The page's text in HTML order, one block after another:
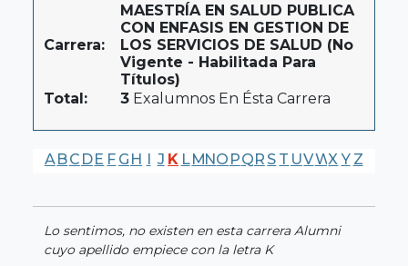
Carrera:
MAESTRÍA EN SALUD PUBLICA
CON ENFASIS EN GESTION DE
LOS SERVICIOS DE SALUD (No
Vigente - Habilitada Para
Títulos)
Total:
3 Exalumnos En Ésta Carrera
A BC DE F G H I J K LMNO PQR S T UVWX Y Z
Lo sentimos, no existen en esta carrera Alumni
cuyo apellido empiece con la letra K